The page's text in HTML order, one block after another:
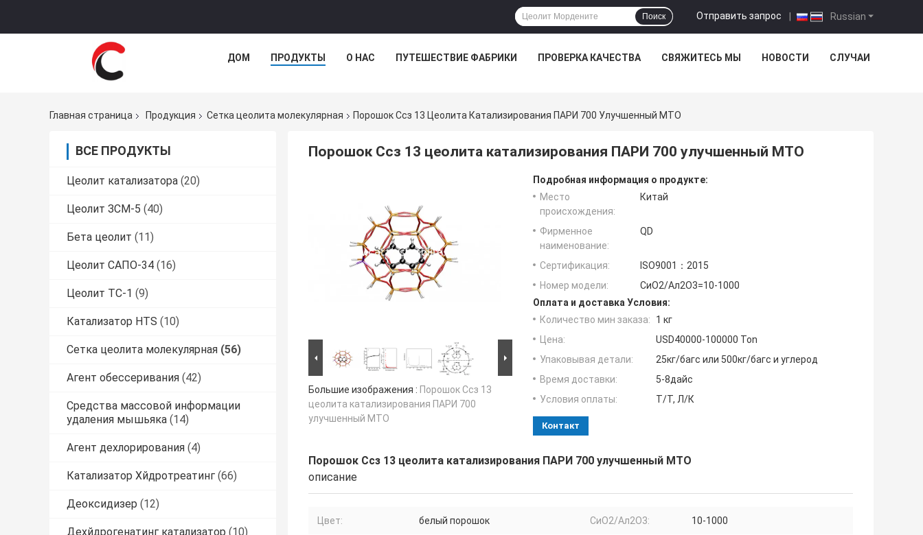
Russian
Отправить запрос |
Поиск
ДОМ ПРОДУКТЫ О НАС ПУТЕШЕСТВИЕ ФАБРИКИ ПРОВЕРКА КАЧЕСТВА СВЯЖИТЕСЬ МЫ НОВОСТИ СЛУЧАИ
Главная страница Продукция Сетка цеолита молекулярная Порошок Ссз 13 Цеолита Катализирования ПАРИ 700 Улучшенный МТО
ВСЕ ПРОДУКТЫ
Цеолит катализатора (20)
Цеолит ЗСМ-5 (40)
Бета цеолит (11)
Цеолит САПО-34 (16)
Цеолит ТС-1 (9)
Катализатор HTS (10)
Сетка цеолита молекулярная (56)
Агент обессеривания (42)
Средства массовой информации
удаления мышьяка (14)
Агент дехлорирования (4)
Катализатор Хйдротреатинг (66)
Деоксидизер (12)
Дехйдрогенатинг катализатор (10)
Порошок Ссз 13 цеолита катализирования ПАРИ 700 улучшенный МТО
Большие изображения : Порошок Ссз 13
цеолита катализирования ПАРИ 700
улучшенный МТО
Подробная информация о продукте:
Место
происхождения:
Китай
Фирменное
наименование:
QD
Сертификация:
ISO9001：2015
Номер модели:
СиО2/Ал2О3=10-1000
Оплата и доставка Условия:
Количество мин заказа:
1 кг
Цена:
USD40000-100000 Ton
Упаковывая детали:
25кг/багс или 500кг/багс и углерод
Время доставки:
5-8дайс
Условия оплаты:
Т/Т, Л/К
Контакт
Порошок Ссз 13 цеолита катализирования ПАРИ 700 улучшенный МТО
описание
Цвет: белый порошок СиО2/Ал2О3: 10-1000